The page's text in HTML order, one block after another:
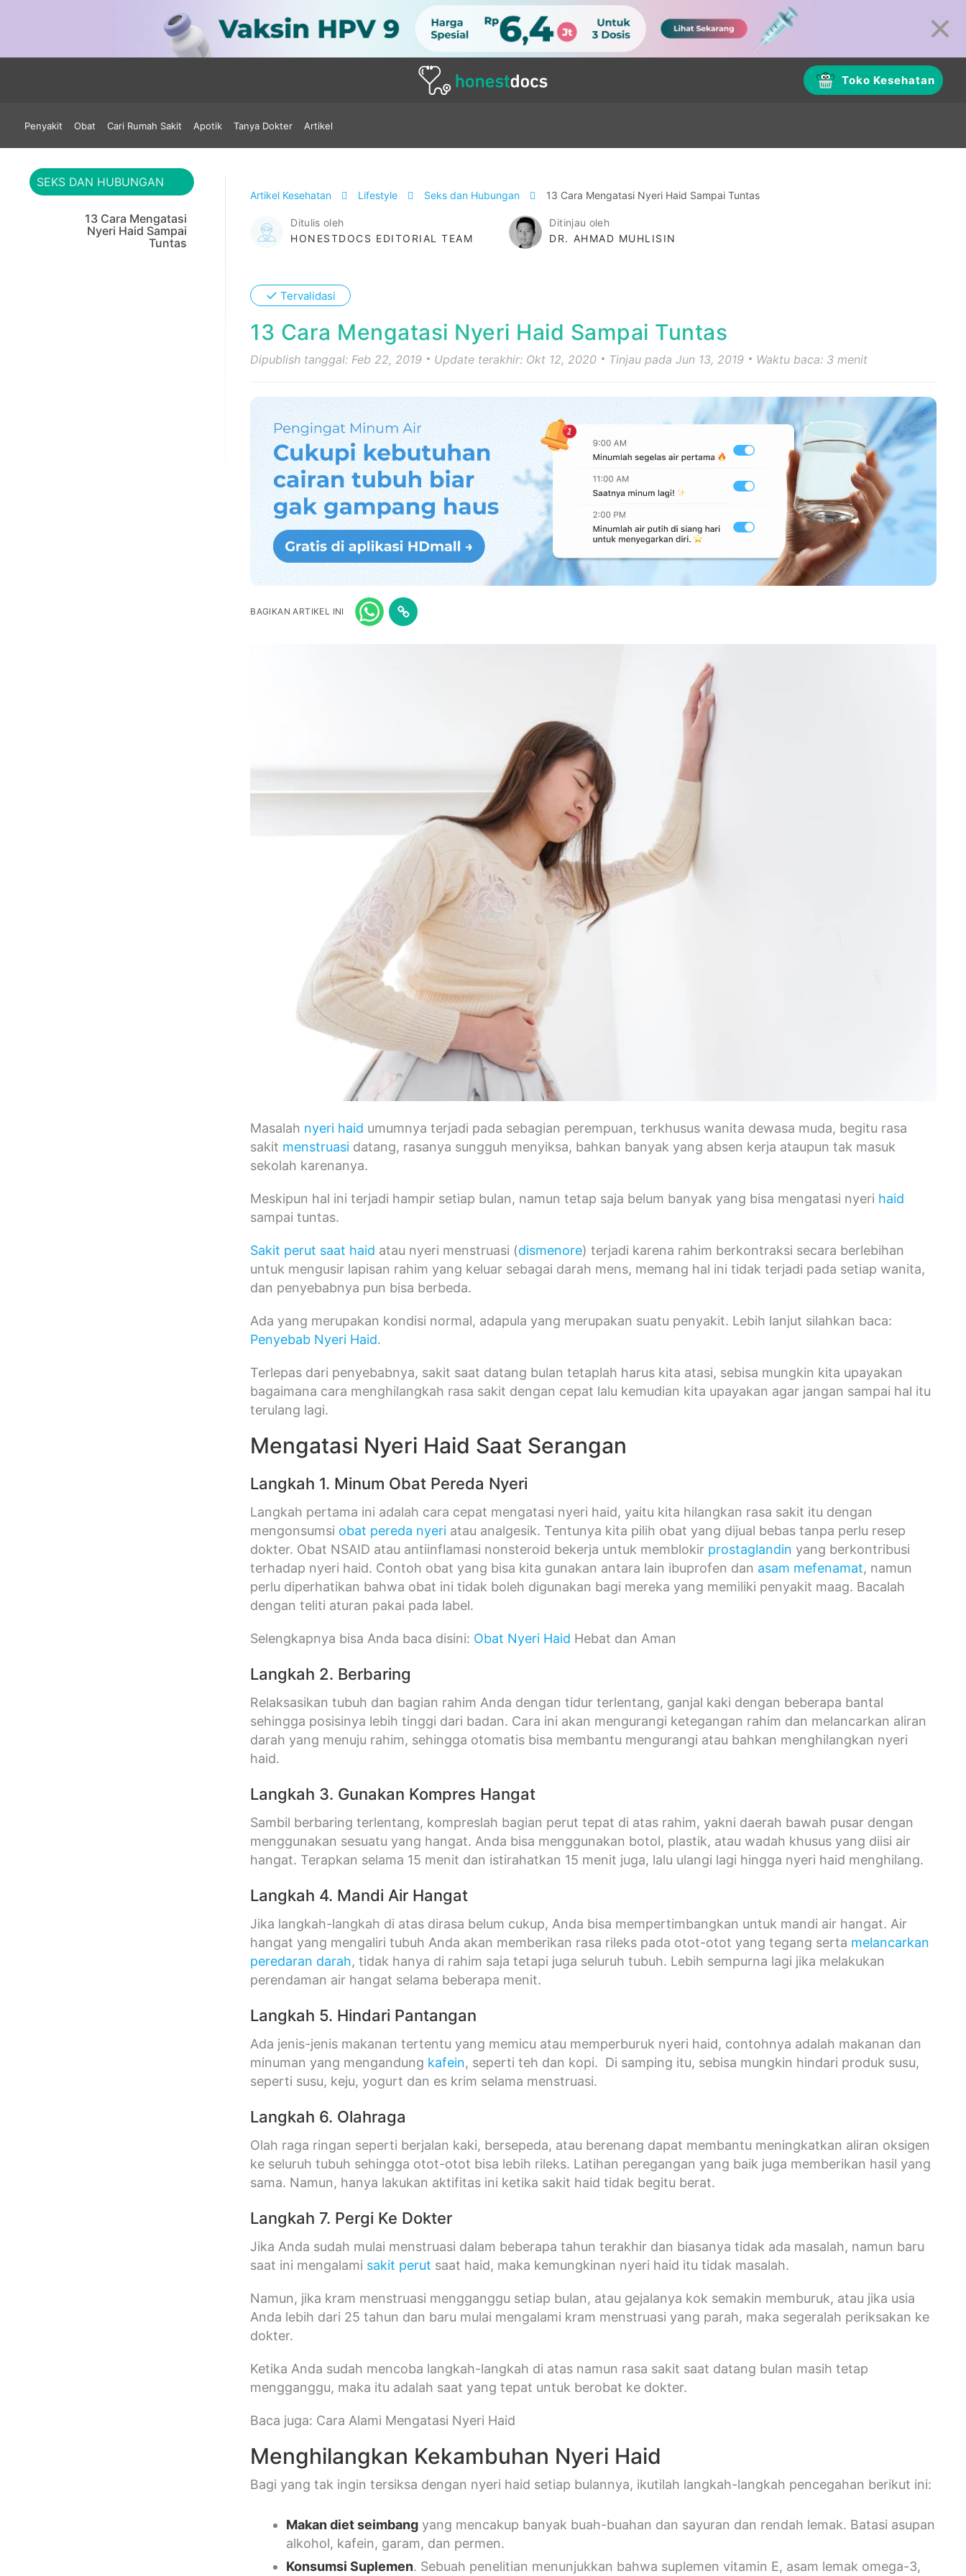
Toko Kesehatan
Penyakit Obat Cari Rumah Sakit Apotik Tanya Dokter Artikel
SEKS DAN HUBUNGAN
13 Cara Mengatasi
Nyeri Haid Sampai
Tuntas
Artikel Kesehatan Lifestyle Seks dan Hubungan 13 Cara Mengatasi Nyeri Haid Sampai Tuntas
Ditulis oleh
HONESTDOCS EDITORIAL TEAM
Ditinjau oleh
DR. AHMAD MUHLISIN
✓ Tervalidasi
13 Cara Mengatasi Nyeri Haid Sampai Tuntas
Dipublish tanggal: Feb 22, 2019 Update terakhir: Okt 12, 2020 Tinjau pada Jun 13, 2019 Waktu baca: 3 menit
BAGIKAN ARTIKEL INI
Masalah nyeri haid umumnya terjadi pada sebagian perempuan, terkhusus wanita dewasa muda, begitu rasa
sakit menstruasi datang, rasanya sungguh menyiksa, bahkan banyak yang absen kerja ataupun tak masuk
sekolah karenanya.
Meskipun hal ini terjadi hampir setiap bulan, namun tetap saja belum banyak yang bisa mengatasi nyeri haid
sampai tuntas.
Sakit perut saat haid atau nyeri menstruasi (dismenore) terjadi karena rahim berkontraksi secara berlebihan
untuk mengusir lapisan rahim yang keluar sebagai darah mens, memang hal ini tidak terjadi pada setiap wanita,
dan penyebabnya pun bisa berbeda.
Ada yang merupakan kondisi normal, adapula yang merupakan suatu penyakit. Lebih lanjut silahkan baca:
Penyebab Nyeri Haid.
Terlepas dari penyebabnya, sakit saat datang bulan tetaplah harus kita atasi, sebisa mungkin kita upayakan
bagaimana cara menghilangkah rasa sakit dengan cepat lalu kemudian kita upayakan agar jangan sampai hal itu
terulang lagi.
Mengatasi Nyeri Haid Saat Serangan
Langkah 1. Minum Obat Pereda Nyeri
Langkah pertama ini adalah cara cepat mengatasi nyeri haid, yaitu kita hilangkan rasa sakit itu dengan
mengonsumsi obat pereda nyeri atau analgesik. Tentunya kita pilih obat yang dijual bebas tanpa perlu resep
dokter. Obat NSAID atau antiinflamasi nonsteroid bekerja untuk memblokir prostaglandin yang berkontribusi
terhadap nyeri haid. Contoh obat yang bisa kita gunakan antara lain ibuprofen dan asam mefenamat, namun
perlu diperhatikan bahwa obat ini tidak boleh digunakan bagi mereka yang memiliki penyakit maag. Bacalah
dengan teliti aturan pakai pada label.
Selengkapnya bisa Anda baca disini: Obat Nyeri Haid Hebat dan Aman
Langkah 2. Berbaring
Relaksasikan tubuh dan bagian rahim Anda dengan tidur terlentang, ganjal kaki dengan beberapa bantal
sehingga posisinya lebih tinggi dari badan. Cara ini akan mengurangi ketegangan rahim dan melancarkan aliran
darah yang menuju rahim, sehingga otomatis bisa membantu mengurangi atau bahkan menghilangkan nyeri
haid.
Langkah 3. Gunakan Kompres Hangat
Sambil berbaring terlentang, kompreslah bagian perut tepat di atas rahim, yakni daerah bawah pusar dengan
menggunakan sesuatu yang hangat. Anda bisa menggunakan botol, plastik, atau wadah khusus yang diisi air
hangat. Terapkan selama 15 menit dan istirahatkan 15 menit juga, lalu ulangi lagi hingga nyeri haid menghilang.
Langkah 4. Mandi Air Hangat
Jika langkah-langkah di atas dirasa belum cukup, Anda bisa mempertimbangkan untuk mandi air hangat. Air
hangat yang mengaliri tubuh Anda akan memberikan rasa rileks pada otot-otot yang tegang serta melancarkan
peredaran darah, tidak hanya di rahim saja tetapi juga seluruh tubuh. Lebih sempurna lagi jika melakukan
perendaman air hangat selama beberapa menit.
Langkah 5. Hindari Pantangan
Ada jenis-jenis makanan tertentu yang memicu atau memperburuk nyeri haid, contohnya adalah makanan dan
minuman yang mengandung kafein, seperti teh dan kopi. Di samping itu, sebisa mungkin hindari produk susu,
seperti susu, keju, yogurt dan es krim selama menstruasi.
Langkah 6. Olahraga
Olah raga ringan seperti berjalan kaki, bersepeda, atau berenang dapat membantu meningkatkan aliran oksigen
ke seluruh tubuh sehingga otot-otot bisa lebih rileks. Latihan peregangan yang baik juga memberikan hasil yang
sama. Namun, hanya lakukan aktifitas ini ketika sakit haid tidak begitu berat.
Langkah 7. Pergi Ke Dokter
Jika Anda sudah mulai menstruasi dalam beberapa tahun terakhir dan biasanya tidak ada masalah, namun baru
saat ini mengalami sakit perut saat haid, maka kemungkinan nyeri haid itu tidak masalah.
Namun, jika kram menstruasi mengganggu setiap bulan, atau gejalanya kok semakin memburuk, atau jika usia
Anda lebih dari 25 tahun dan baru mulai mengalami kram menstruasi yang parah, maka segeralah periksakan ke
dokter.
Ketika Anda sudah mencoba langkah-langkah di atas namun rasa sakit saat datang bulan masih tetap
mengganggu, maka itu adalah saat yang tepat untuk berobat ke dokter.
Baca juga: Cara Alami Mengatasi Nyeri Haid
Menghilangkan Kekambuhan Nyeri Haid
Bagi yang tak ingin tersiksa dengan nyeri haid setiap bulannya, ikutilah langkah-langkah pencegahan berikut ini:
Makan diet seimbang yang mencakup banyak buah-buahan dan sayuran dan rendah lemak. Batasi asupan
alkohol, kafein, garam, dan permen.
Konsumsi Suplemen. Sebuah penelitian menunjukkan bahwa suplemen vitamin E, asam lemak omega-3,